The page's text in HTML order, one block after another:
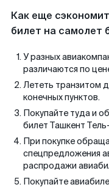
Как еще
билет на самолет
У разных
различаются по
Лететь транзитом
конечных пунктов.
Покупайте туда и
билет Ташкент
При покупке
спецпредложения
распродажи
Покупайте